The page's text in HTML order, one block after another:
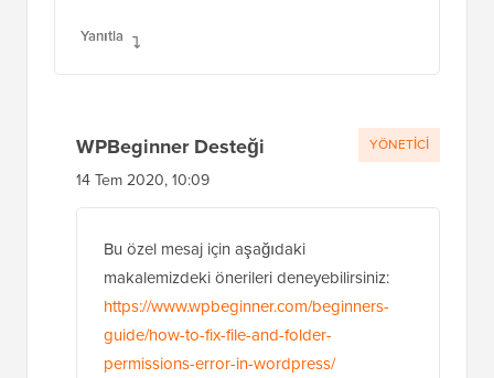
Yanıtla
WPBeginner Desteği
14 Tem 2020, 10:09
Bu özel mesaj için aşağıdaki
makalemizdeki önerileri deneyebilirsiniz:
https://www.wpbeginner.com/beginners-
guide/how-to-fix-file-and-folder-
permissions-error-in-wordpress/
YÖNETICI